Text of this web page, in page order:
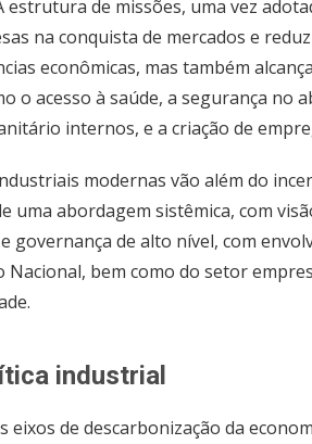
estrutura de missões, uma vez
na conquista de mercados e
econômicas, mas também
o acesso à saúde, a segurança no
internos, e a criação de
modernas vão além do
uma abordagem sistêmica, com
governança de alto nível, com
Nacional, bem como do setor
industrial
eixos de descarbonização da